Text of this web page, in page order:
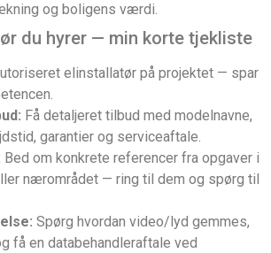
og boligens værdi.
du hyrer — min korte tjekliste
elinstallatør på projektet — spar
Få detaljeret tilbud med modelnavne,
garantier og serviceaftale.
Bed om konkrete referencer fra opgaver i
nærområdet — ring til dem og spørg til
Spørg hvordan video/lyd gemmes,
få en databehandleraftale ved